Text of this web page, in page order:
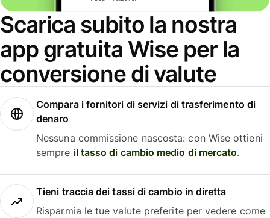
Scarica subito la nostra
app gratuita Wise per la
conversione di valute
Compara i fornitori di servizi di trasferimento di
denaro
Nessuna commissione nascosta: con Wise ottieni
sempre il tasso di cambio medio di mercato.
Tieni traccia dei tassi di cambio in diretta
Risparmia le tue valute preferite per vedere come